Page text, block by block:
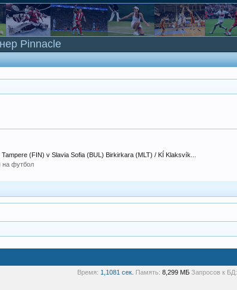
(FIN) v Slavia Sofia (BUL) Birkirkara (MLT) / KÍ Klaksvík...
на футбол
Pinnacle
Время: 1,1081 сек. Память: 8,299 МБ Запросов к БД: